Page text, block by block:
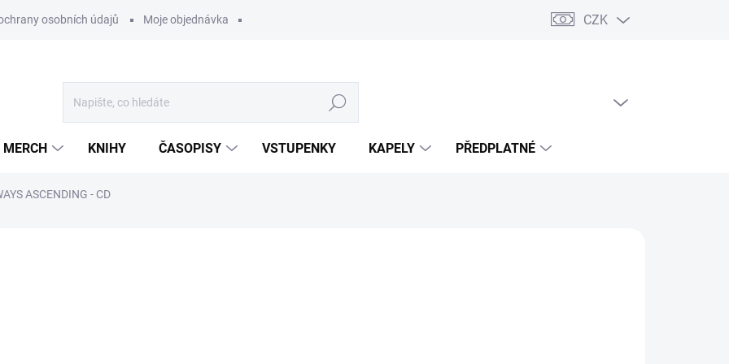
osobních údajů Moje objednávka CZK
Hledat
MERCH KNIHY ČASOPISY VSTUPENKY KAPELY PŘEDPLATNÉ
ASCENDING - CD